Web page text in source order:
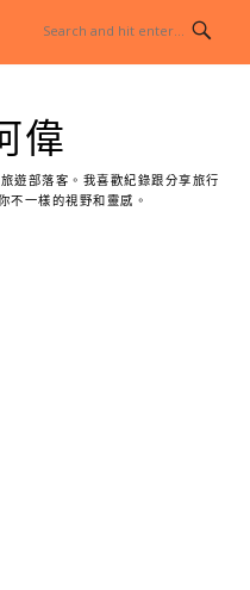
偉
遊部落客。我喜歡紀錄跟分享旅行
不一樣的視野和靈感。